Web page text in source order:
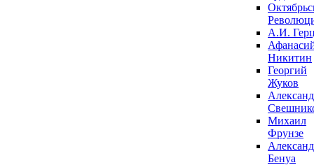
А.И.
Никитин
Георгий
Жуков
Михаил
Фрунзе
Бенуа